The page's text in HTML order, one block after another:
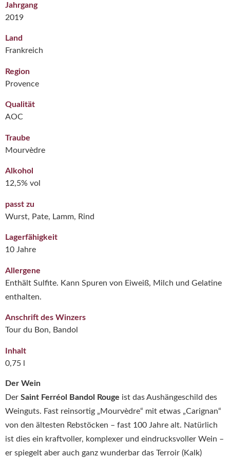
Der Wein
Der Saint Ferréol Bandol Rouge ist das Aushängeschild des
Weinguts. Fast reinsortig „Mourvèdre“ mit etwas „Carignan“
von den ältesten Rebstöcken – fast 100 Jahre alt. Natürlich
ist dies ein kraftvoller, komplexer und eindrucksvoller Wein –
er spiegelt aber auch ganz wunderbar das Terroir (Kalk)
Jahrgang
2019
Land
Frankreich
Region
Provence
Qualität
AOC
Traube
Mourvèdre
Alkohol
12,5% vol
passt zu
Wurst, Pate, Lamm, Rind
Lagerfähigkeit
10 Jahre
Allergene
Enthält Sulfite. Kann Spuren von Eiweiß, Milch und Gelatine
enthalten.
Anschrift des Winzers
Tour du Bon, Bandol
Inhalt
0,75 l